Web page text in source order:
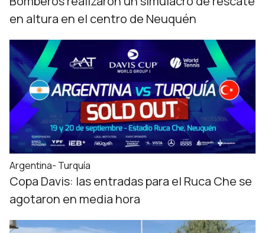
en altura en el centro de Neuquén
Argentina- Turquía
Copa Davis: las entradas para el Ruca Che se
agotaron en media hora